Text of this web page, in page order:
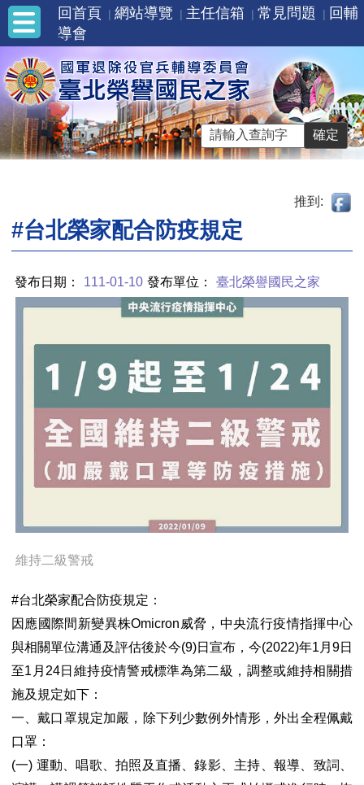
回首頁 網站導覽 主任信箱 常見問題
回輔
導會
推到:
#台北榮家配合防疫規定
發布日期： 111-01-10 發布單位： 臺北榮譽國民之家
維持二級警戒
#台北榮家配合防疫規定：
因應國際間新變異株Omicron威脅，中央流行疫情指揮中心
與相關單位溝通及評估後於今(9)日宣布，今(2022)年1月9日
至1 月24日維持疫情警戒標準為第二級，調整或維持相關措
施及規定如下：
一、戴口罩規定加嚴，除下列少數例外情形，外出全程佩戴
口罩：
(一) 運動、唱歌、拍照及直播、錄影、主持、報導、致詞、